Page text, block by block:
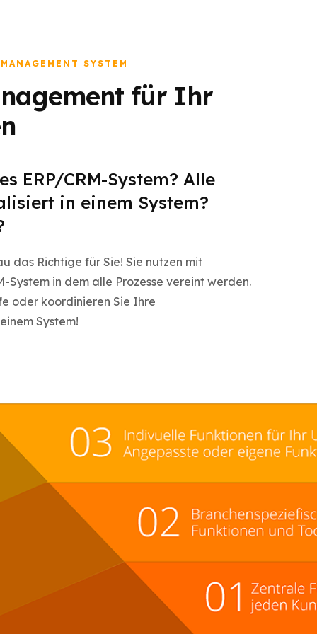
SYSTEM
für Ihr
ERP/CRM-System? Alle
in einem System?
das Richtige für Sie! Sie nutzen mit
System in dem alle Prozesse vereint werden.
oder koordinieren Sie Ihre
System!